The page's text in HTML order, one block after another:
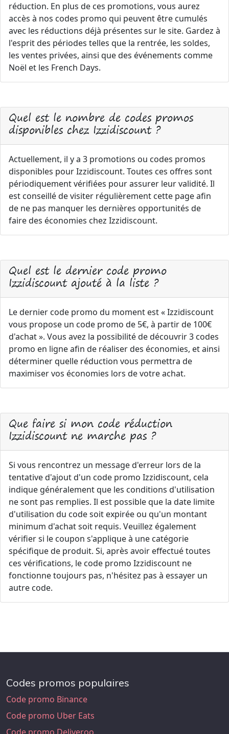
réduction. En plus de ces promotions, vous aurez
accès à nos codes promo qui peuvent être cumulés
avec les réductions déjà présentes sur le site. Gardez à
l'esprit des périodes telles que la rentrée, les soldes,
les ventes privées, ainsi que des événements comme
Noël et les French Days.
Quel est le nombre de codes promos
disponibles chez Izzidiscount ?
Actuellement, il y a 3 promotions ou codes promos
disponibles pour Izzidiscount. Toutes ces offres sont
périodiquement vérifiées pour assurer leur validité. Il
est conseillé de visiter régulièrement cette page afin
de ne pas manquer les dernières opportunités de
faire des économies chez Izzidiscount.
Quel est le dernier code promo
Izzidiscount ajouté à la liste ?
Le dernier code promo du moment est « Izzidiscount
vous propose un code promo de 5€, à partir de 100€
d'achat ». Vous avez la possibilité de découvrir 3 codes
promo en ligne afin de réaliser des économies, et ainsi
déterminer quelle réduction vous permettra de
maximiser vos économies lors de votre achat.
Que faire si mon code réduction
Izzidiscount ne marche pas ?
Si vous rencontrez un message d'erreur lors de la
tentative d'ajout d'un code promo Izzidiscount, cela
indique généralement que les conditions d'utilisation
ne sont pas remplies. Il est possible que la date limite
d'utilisation du code soit expirée ou qu'un montant
minimum d'achat soit requis. Veuillez également
vérifier si le coupon s'applique à une catégorie
spécifique de produit. Si, après avoir effectué toutes
ces vérifications, le code promo Izzidiscount ne
fonctionne toujours pas, n'hésitez pas à essayer un
autre code.
Codes promos populaires
Code promo Binance
Code promo Uber Eats